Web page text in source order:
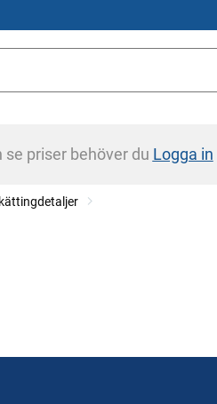
priser behöver du Logga in